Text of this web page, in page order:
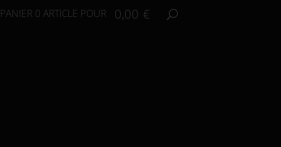
PANIER 0 ARTICLE POUR 0,00 €